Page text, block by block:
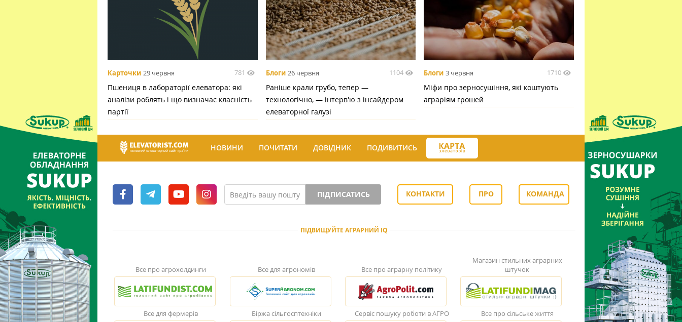
Карточки 29 червня 781
Пшениця в лабораторії елеватора: які
аналізи роблять і що визначає класність
партії
Блоги 26 червня 1104
Раніше крали грубо, тепер —
технологічно, — інтерв'ю з інсайдером
елеваторної галузі
Блоги 3 червня 1710
Міфи про зерносушіння, які коштують
аграріям грошей
НОВИНИ ПОЧИТАТИ ДОВІДНИК ПОДИВИТИСЬ
ПІДПИСАТИСЬ КОНТАКТИ
ПРО
КОМАНДА
ПІДВИЩУЙТЕ АГРАРНИЙ IQ
Все про агрохолдинги Все для агрономів Все про аграрну політику
Магазин стильних аграрних
штучок
Все для фермерів Біржа сільгосптехніки Сервіс пошуку роботи в АГРО Все про сільське життя